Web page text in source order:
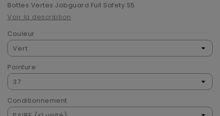
Bottes Vertes Jobguard Full Safety S5
Voir la description
Couleur
Pointure
Conditionnement